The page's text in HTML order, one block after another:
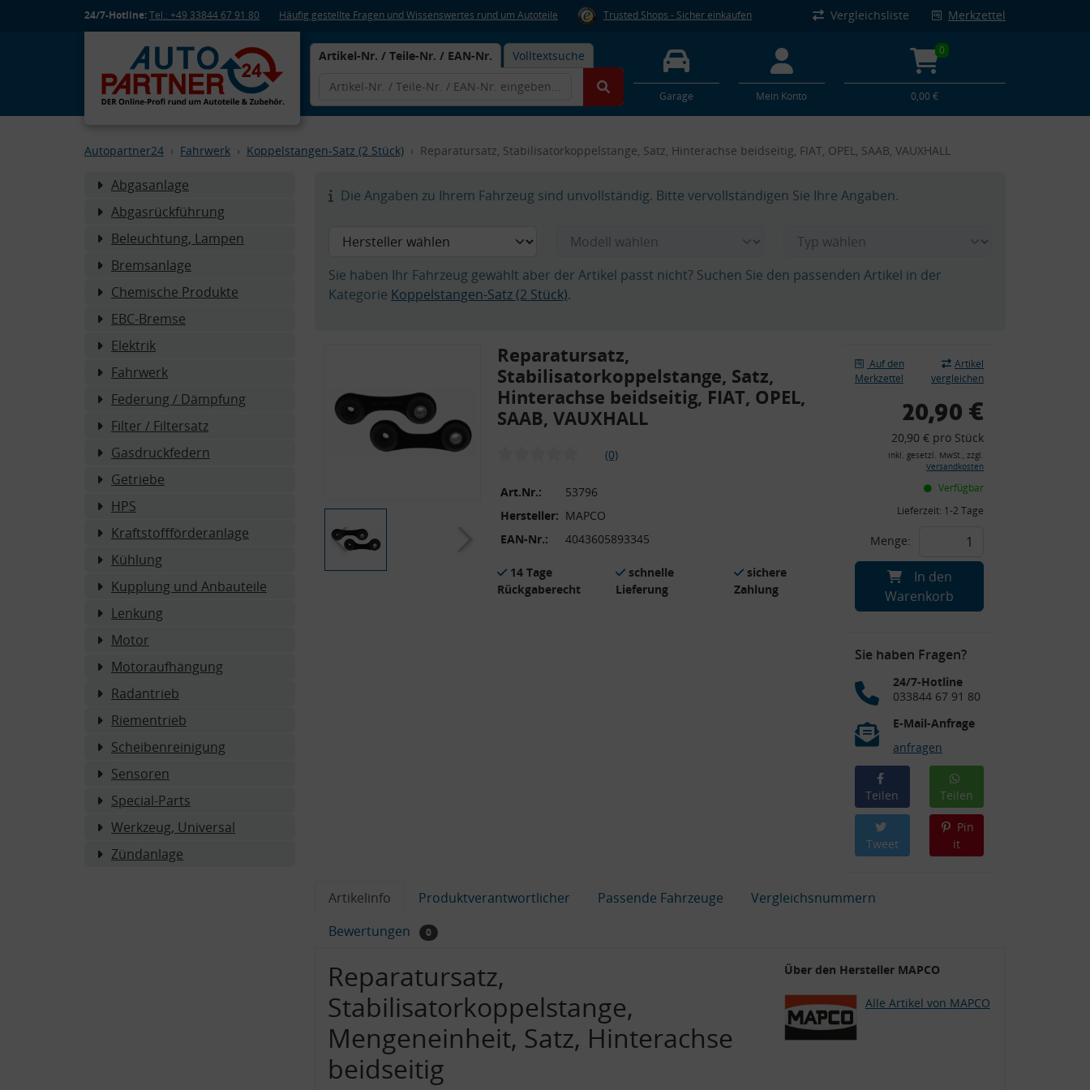
24/7-Hotline:Tel.: +49 33844 67 91 80 Häufig gestellte Fragen und Wissenswertes rund um Autoteile Trusted Shops - Sicher einkaufen Vergleichsliste Merkzettel
Artikel-Nr. / Teile-Nr. / EAN-Nr. Volltextsuche
Garage Mein Konto
0
0,00 €
Autopartner24 Fahrwerk Koppelstangen-Satz (2 Stück) Reparatursatz, Stabilisatorkoppelstange, Satz, Hinterachse beidseitig, FIAT, OPEL, SAAB, VAUXHALL
Abgasanlage
Abgasrückführung
Beleuchtung, Lampen
Bremsanlage
Chemische Produkte
EBC-Bremse
Elektrik
Fahrwerk
Federung / Dämpfung
Filter / Filtersatz
Gasdruckfedern
Getriebe
HPS
Kraftstoffförderanlage
Kühlung
Kupplung und Anbauteile
Lenkung
Motor
Motoraufhängung
Radantrieb
Riementrieb
Scheibenreinigung
Sensoren
Special-Parts
Werkzeug, Universal
Zündanlage
Die Angaben zu Ihrem Fahrzeug sind unvollständig. Bitte vervollständigen Sie Ihre Angaben.
Sie haben Ihr Fahrzeug gewählt aber der Artikel passt nicht? Suchen Sie den passenden Artikel in der
Kategorie Koppelstangen-Satz (2 Stück).
Reparatursatz,
Stabilisatorkoppelstange, Satz,
Hinterachse beidseitig, FIAT, OPEL,
SAAB, VAUXHALL
(0)
Art.Nr.:
53796
Hersteller: MAPCO
EAN-Nr.:
4043605893345
14 Tage
Rückgaberecht
schnelle
Lieferung
sichere
Zahlung
Auf den
Merkzettel
Artikel
vergleichen
20,90 €
20,90 € pro Stück
inkl. gesetzl. MwSt., zzgl.
Versandkosten
Verfügbar
Lieferzeit: 1-2 Tage
Menge:
In den
Warenkorb
Sie haben Fragen?
24/7-Hotline
033844 67 91 80
E-Mail-Anfrage
anfragen
Teilen Teilen
Tweet
Pin
it
Artikelinfo Produktverantwortlicher Passende Fahrzeuge
Vergleichsnummern
Bewertungen
0
Reparatursatz,
Stabilisatorkoppelstange,
Mengeneinheit, Satz, Hinterachse
beidseitig
Über den Hersteller MAPCO
Alle Artikel von MAPCO